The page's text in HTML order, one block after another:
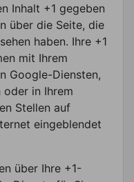
Inhalt +1 gegeben
über die Seite, die
haben. Ihre +1
mit Ihrem
Google-Diensten,
in Ihrem
Stellen auf
eingeblendet
über Ihre +1-